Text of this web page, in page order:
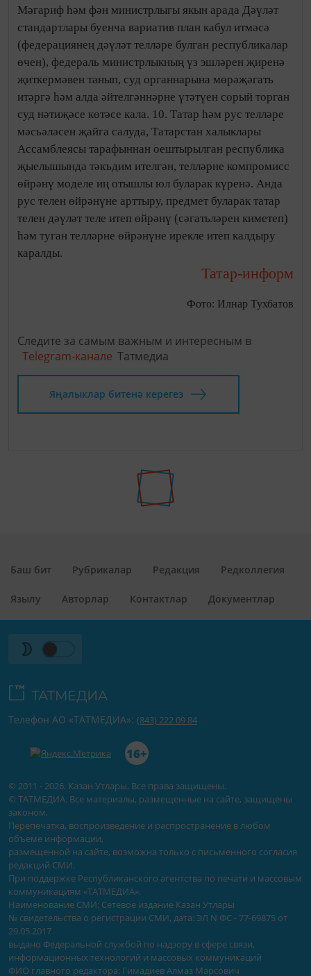
Мәгариф һәм фән министрлыгы якын арада Дәүләт
стандартлары буенча вариатив план кабул итмәсә
(федерациянең дәүләт телләре булган республикалар
өчен), федераль министрлыкның үз эшләрен җиренә
җиткермәвен танып, суд органнарына мөрәҗәгать
итәргә һәм алда әйтелгәннәрне үтәтүен сорый торган
суд нәтиҗәсе көтәсе кала. 10. Татар һәм рус телләре
мәсьәләсен җайга салуда, Татарстан халыклары
Ассамблеясы тарафыннан оештырылган республика
җыелышында тәкъдим ителгән, телләрне компромисс
өйрәнү моделе иң отышлы юл буларак күренә. Анда
рус телен өйрәнүне арттыру, предмет буларак татар
телен дәүләт теле итеп өйрәнү (сәгатьләрен киметеп)
һәм туган телләрне өйрәнүне ирекле итеп калдыру
каралды.
Татар-информ
Фото: Илнар Тухбатов
Следите за самым важным и интересным в
Telegram-канале Татмедиа
Яңалыклар битенә керегез
Баш бит Рубрикалар Редакция Редколлегия
Язылу Авторлар Контактлар Документлар
© 2011 - 2026. Казан Утлары. Все права защищены.
© ТАТМЕДИА. Все материалы, размещенные на сайте, защищены
законом.
Перепечатка, воспроизведение и распространение в любом
объеме информации,
размещенной на сайте, возможна только с письменного согласия
редакций СМИ.
При поддержке Республиканского агентства по печати и массовым
коммуникациям «ТАТМЕДИА».
Наименование СМИ: Сетевое издание Казан Утлары
№ свидетельства о регистрации СМИ, дата: ЭЛ N ФС - 77-69875 от
29.05.2017
выдано Федеральной службой по надзору в сфере связи,
информационных технологий и массовых коммуникаций
ФИО главного редактора: Гимадиев Алмаз Марсович
Телефон АО «ТАТМЕДИА»: (843) 222 09 84
16+